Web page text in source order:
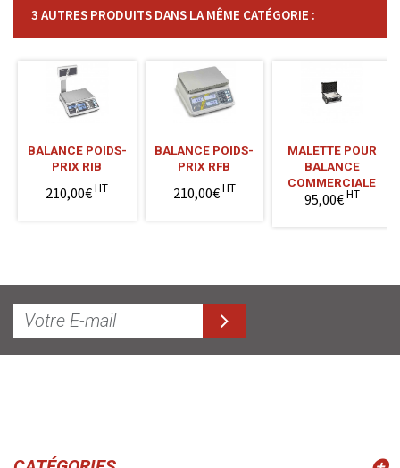
3 AUTRES PRODUITS DANS LA MÊME CATÉGORIE :
BALANCE POIDS-
PRIX RIB
210,00€HT
BALANCE POIDS-
PRIX RFB
210,00€HT
MALETTE POUR
BALANCE
COMMERCIALE
95,00€HT